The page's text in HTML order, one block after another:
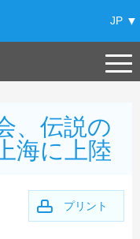
JP
+
、伝説の
海に上陸
プリント